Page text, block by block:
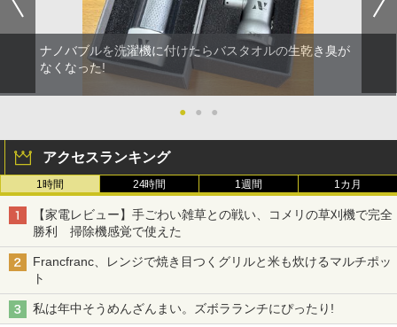
ナノバブルを洗濯機に付けたらバスタオルの生乾き臭が
なくなった!
● ● ●
アクセスランキング
1時間 24時間 1週間 1カ月
【家電レビュー】手ごわい雑草との戦い、コメリの草刈機で完全
勝利 掃除機感覚で使えた
Francfranc、レンジで焼き目つくグリルと米も炊けるマルチポッ
ト
私は年中そうめんざんまい。ズボラランチにぴったり!